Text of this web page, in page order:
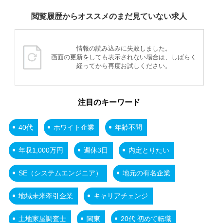
閲覧履歴からオススメのまだ見ていない求人
情報の読み込みに失敗しました。
画面の更新をしても表示されない場合は、しばらく
経ってから再度お試しください。
注目のキーワード
40代 ホワイト企業 年齢不問
年収1,000万円 週休3日 内定とりたい
SE（システムエンジニア） 地元の有名企業
地域未来牽引企業 キャリアチェンジ
土地家屋調査士 関東 20代 初めて転職